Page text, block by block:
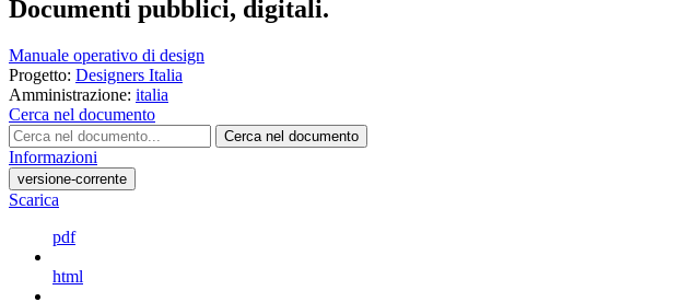
Documenti pubblici, digitali.
Manuale operativo di design
Progetto: Designers Italia
Amministrazione: italia
Cerca nel documento
Cerca nel documento
Informazioni
versione-corrente
Scarica
pdf
html